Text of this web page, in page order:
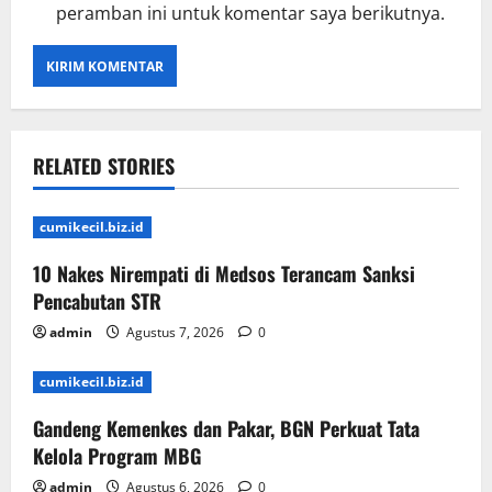
peramban ini untuk komentar saya berikutnya.
RELATED STORIES
cumikecil.biz.id
10 Nakes Nirempati di Medsos Terancam Sanksi
Pencabutan STR
admin Agustus 7, 2026 0
cumikecil.biz.id
Gandeng Kemenkes dan Pakar, BGN Perkuat Tata
Kelola Program MBG
admin Agustus 6, 2026 0